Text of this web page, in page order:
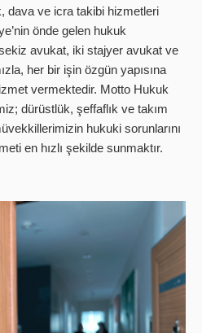
dava ve icra takibi hizmetleri
önde gelen hukuk
avukat, iki stajyer avukat ve
her bir işin özgün yapısına
vermektedir. Motto Hukuk
dürüstlük, şeffaflık ve takım
hukuki sorunlarını
en hızlı şekilde sunmaktır.